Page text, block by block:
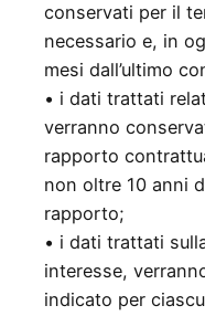
conservati per il
necessario e, in
mesi dall’ultimo
• i dati trattati
verranno
rapporto
non oltre 10 anni
rapporto;
• i dati trattati
interesse,
indicato per